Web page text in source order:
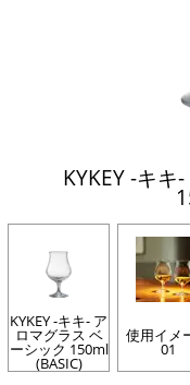
KYKEY -キキ
KYKEY -キキ- ア
ロマグラス ベ
ーシック 150ml
(BASIC)
使用イメ
01